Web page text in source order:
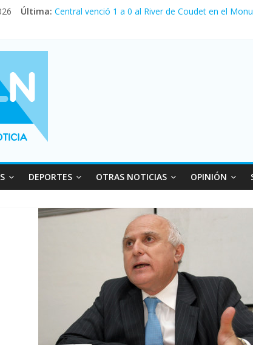
Última: Central venció 1 a 0 al River de Coudet en el
Vacaciones de invierno con más movimiento y
Fuerte caída de la venta de autos usados en
DEPORTES OTRAS NOTICIAS OPINIÓN